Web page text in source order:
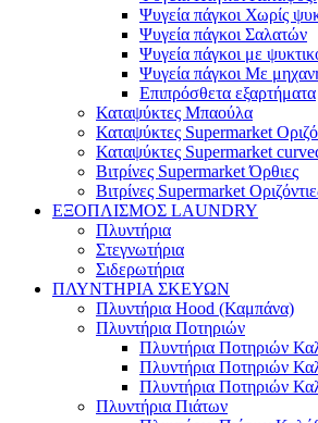
Ψυγεία πάγκοι Χωρίς
Ψυγεία πάγκοι Σαλατών
Ψυγεία πάγκοι με
Ψυγεία πάγκοι Με
Επιπρόσθετα εξαρτήματα
Καταψύκτες Μπαούλα
Καταψύκτες Supermarket
Καταψύκτες Supermarket
Βιτρίνες Supermarket Όρθιες
Βιτρίνες Supermarket
ΕΞΟΠΛΙΣΜΟΣ LAUNDRY
Πλυντήρια
Στεγνωτήρια
Σιδερωτήρια
ΠΛΥΝΤΗΡΙΑ ΣΚΕΥΩΝ
Πλυντήρια Hood (Καμπάνα)
Πλυντήρια Ποτηριών
Πλυντήρια Ποτηριών
Πλυντήρια Ποτηριών
Πλυντήρια Ποτηριών
Πλυντήρια Πιάτων